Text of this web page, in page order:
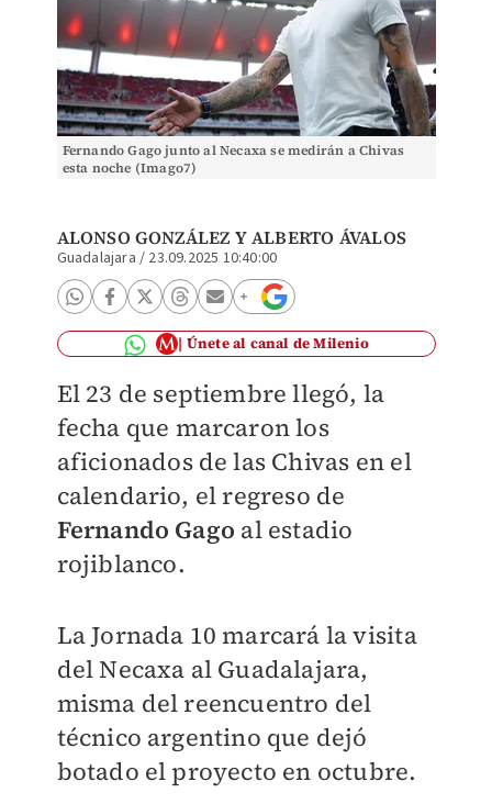
Fernando Gago junto al Necaxa se medirán a Chivas
esta noche (Imago7)
ALONSO GONZÁLEZ Y ALBERTO ÁVALOS
Guadalajara / 23.09.2025 10:40:00
Únete al canal de Milenio
El 23 de septiembre llegó, la
fecha que marcaron los
aficionados de las Chivas en el
calendario, el regreso de
Fernando Gago al estadio
rojiblanco.
La Jornada 10 marcará la visita
del Necaxa al Guadalajara,
misma del reencuentro del
técnico argentino que dejó
botado el proyecto en octubre.